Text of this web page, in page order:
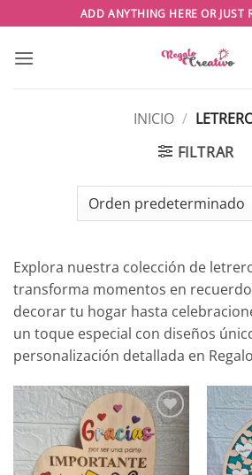
al
contenido
ADD ANYTHING HERE OR JUST
INICIO /
FILTRAR
Explora nuestra colección de
transforma momentos en
decorar tu hogar hasta
un toque especial con diseños
personalización detallada en
Añadir
a la
lista de
deseos